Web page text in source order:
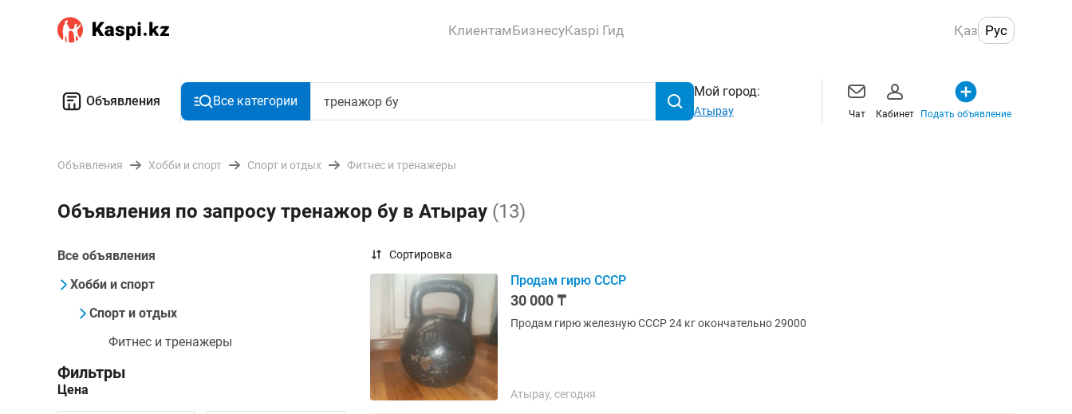
КлиентамБизнесуKaspi Гид Қаз Рус
Объявления Все категории
Мой город:
Атырау Чат Кабинет Подать объявление
Объявления Хобби и спорт Спорт и отдых Фитнес и тренажеры
Объявления по запросу тренажор бу в Атырау (13)
Все объявления
Хобби и спорт
Спорт и отдых
Фитнес и тренажеры
Фильтры
Цена
Сортировка
Продам гирю СССР
30 000 ₸
Продам гирю железную СССР 24 кг окончательно 29000
Атырау, сегодня